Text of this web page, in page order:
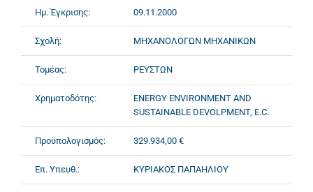
Ημ. Έγκρισης: 09.11.2000
Σχολή: ΜΗΧΑΝΟΛΟΓΩΝ ΜΗΧΑΝΙΚΩΝ
Τομέας: ΡΕΥΣΤΩΝ
Χρηματοδότης:
ENERGY ENVIRONMENT AND
SUSTAINABLE DEVOLPMENT, E.C.
Προϋπολογισμός: 329.934,00 €
Επ. Υπευθ.: ΚΥΡΙΑΚΟΣ ΠΑΠΑΗΛΙΟΥ